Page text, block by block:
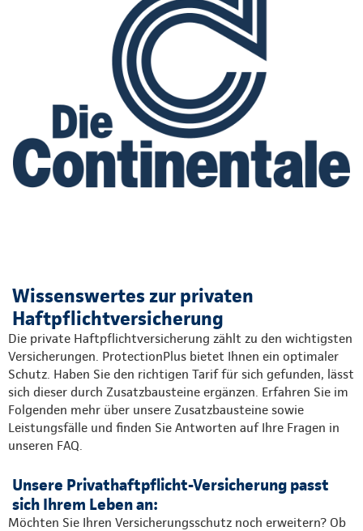
Wissenswertes zur privaten
Haftpflichtversicherung
Die private Haftpflichtversicherung zählt zu den wichtigsten
Versicherungen. ProtectionPlus bietet Ihnen ein optimaler
Schutz. Haben Sie den richtigen Tarif für sich gefunden, lässt
sich dieser durch Zusatzbausteine ergänzen. Erfahren Sie im
Folgenden mehr über unsere Zusatzbausteine sowie
Leistungsfälle und finden Sie Antworten auf Ihre Fragen in
unseren FAQ.
Unsere Privathaftpflicht-Versicherung passt
sich Ihrem Leben an:
Möchten Sie Ihren Versicherungsschutz noch erweitern? Ob